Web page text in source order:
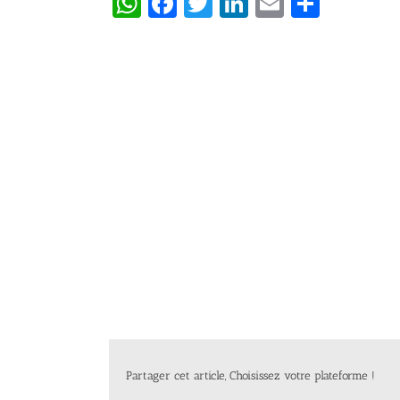
Partager cet article, Choisissez votre plateforme !